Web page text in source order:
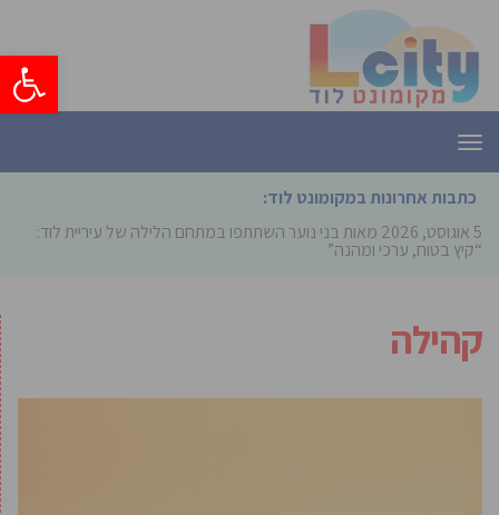
פתח
תפריט
כתבות אחרונות במקומונט לוד:
5 אוגוסט, 2026
מאות בני נוער השתתפו במתחם הלילה של עיריית לוד:
“קיץ בטוח, ערכי ומהנה”
קהילה